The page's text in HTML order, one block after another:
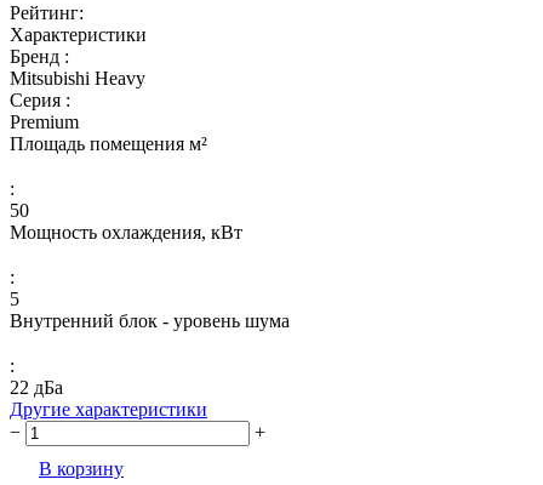
Рейтинг:
Характеристики
Бренд :
Mitsubishi Heavy
Серия :
Premium
Площадь помещения м²
:
50
Мощность охлаждения, кВт
:
5
Внутренний блок - уровень шума
:
22 дБа
Другие характеристики
−
+
В корзину